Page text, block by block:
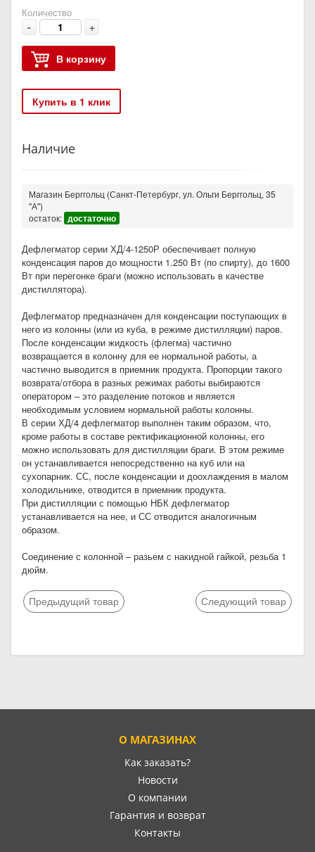
Количество
- +
В корзину
Купить в 1 клик
Наличие
Магазин Берггольц (Санкт-Петербург, ул. Ольги Берггольц, 35
"А")
остаток: достаточно
Дефлегматор серии ХД/4-1250Р обеспечивает полную
конденсация паров до мощности 1.250 Вт (по спирту), до 1600
Вт при перегонке браги (можно использовать в качестве
дистиллятора).
Дефлегматор предназначен для конденсации поступающих в
него из колонны (или из куба, в режиме дистилляции) паров.
После конденсации жидкость (флегма) частично
возвращается в колонну для ее нормальной работы, а
частично выводится в приемник продукта. Пропорции такого
возврата/отбора в разных режимах работы выбираются
оператором – это разделение потоков и является
необходимым условием нормальной работы колонны.
В серии ХД/4 дефлегматор выполнен таким образом, что,
кроме работы в составе ректификационной колонны, его
можно использовать для дистилляции браги. В этом режиме
он устанавливается непосредственно на куб или на
сухопарник. СС, после конденсации и доохлаждения в малом
холодильнике, отводится в приемник продукта.
При дистилляции с помощью НБК дефлегматор
устанавливается на нее, и СС отводится аналогичным
образом.
Соединение с колонной – разьем с накидной гайкой, резьба 1
дюйм.
Предыдущий товар Следующий товар
О МАГАЗИНАХ
Как заказать?
Новости
О компании
Гарантия и возврат
Контакты